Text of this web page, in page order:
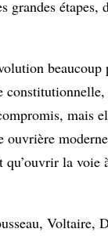
étapes,
mais
ouvrière
la voie
Voltaire,